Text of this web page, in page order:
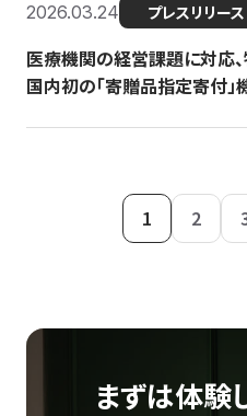
2026.03.24 プレスリリース
医療機関の経営課題に対応
国内初の「寄贈品指定寄付」
1 2
まずは体験